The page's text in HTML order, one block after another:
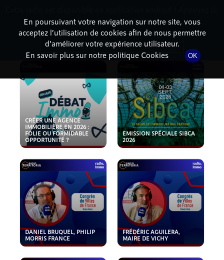
PODCASTS
CRÉER UNE AGENCE
IMMOBILIÈRE EN 2026 :
FOLIE OU FORMIDABLE
OPPORTUNITÉ ?
EMISSION SPÉCIALE SIBCA
2026
DANIEL BRUQUEL, PHILIP
MORRIS FRANCE
FRÉDÉRIC AGUILERA,
MAIRE DE VICHY
En poursuivant votre navigation sur notre site, vous
acceptez l’utilisation de cookies afin de nous permettre
d’améliorer votre expérience utilisateur.
En savoir plus sur notre politique Cookies
OK
dessous pour l'installer.
Non merci Télécharger l'application